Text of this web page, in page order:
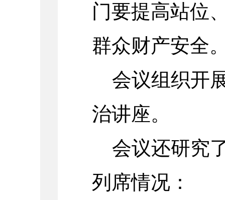
门要提高站位
群众财产安全
会议组织开
治讲座。
会议还研究
列席情况：